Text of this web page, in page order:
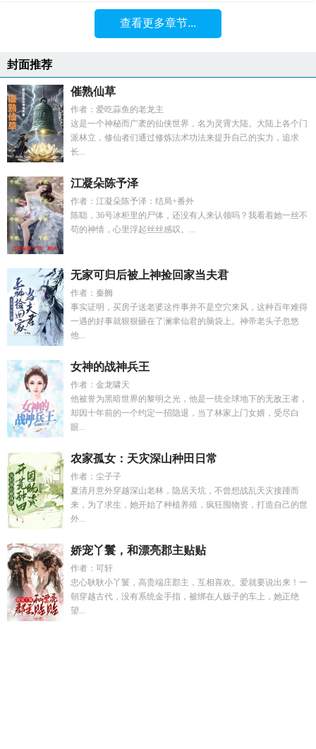
查看更多章节...
封面推荐
催熟仙草
作者：爱吃蒜鱼的老龙主
这是一个神秘而广袤的仙侠世界，名为灵霄大陆。大陆上各个门
派林立，修仙者们通过修炼法术功法来提升自己的实力，追求
长...
江凝朵陈予泽
作者：江凝朵陈予泽：结局+番外
陈聪，36号冰柜里的尸体，还没有人来认领吗？我看着她一丝不
苟的神情，心里浮起丝丝感叹。...
无家可归后被上神捡回家当夫君
作者：秦阙
事实证明，买房子送老婆这件事并不是空穴来风，这种百年难得
一遇的好事就狠狠砸在了澜聿仙君的脑袋上。神帝老头子忽悠
他...
女神的战神兵王
作者：金龙啸天
他被誉为黑暗世界的黎明之光，他是一统全球地下的无敌王者，
却因十年前的一个约定一招隐退，当了林家上门女婿，受尽白
眼...
农家孤女：天灾深山种田日常
作者：尘子子
夏清月意外穿越深山老林，隐居天坑，不曾想战乱天灾接踵而
来，为了求生，她开始了种植养殖，疯狂囤物资，打造自己的世
外...
娇宠丫鬟，和漂亮郡主贴贴
作者：可轩
忠心耿耿小丫鬟，高贵端庄郡主，互相喜欢。爱就要说出来！一
朝穿越古代，没有系统金手指，被绑在人贩子的车上，她正绝
望...